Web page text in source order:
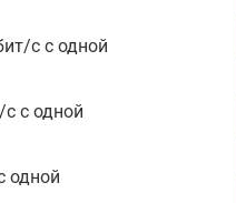
с с одной
с одной
одной